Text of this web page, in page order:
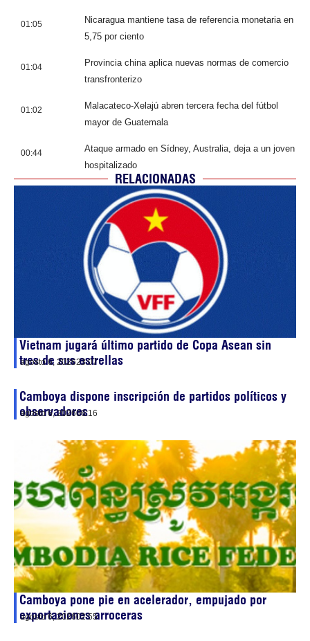
01:05
Nicaragua mantiene tasa de referencia monetaria en
5,75 por ciento
01:04
Provincia china aplica nuevas normas de comercio
transfronterizo
01:02
Malacateco-Xelajú abren tercera fecha del fútbol
mayor de Guatemala
00:44
Ataque armado en Sídney, Australia, deja a un joven
hospitalizado
RELACIONADAS
Vietnam jugará último partido de Copa Asean sin
tres de sus estrellas
agosto 6, 202623:07
Camboya dispone inscripción de partidos políticos y
observadores
agosto 6, 202606:16
Camboya pone pie en acelerador, empujado por
exportaciones arroceras
agosto 6, 202602:55